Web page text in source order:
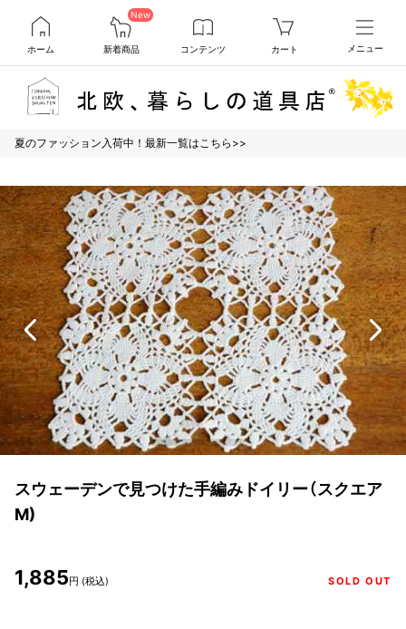
ホーム
New
新着商品 コンテンツ カート メニュー
夏のファッション入荷中！最新一覧はこちら>>
スウェーデンで見つけた手編みドイリー（スクエア
M)
1,885円 (税込) SOLD OUT